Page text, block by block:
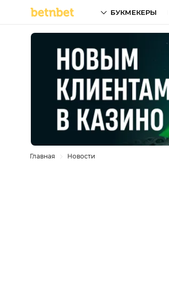
БУКМЕКЕРЫ
Главная Новости